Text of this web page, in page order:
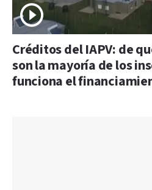
Créditos del IAPV: de
son la mayoría de los
funciona el